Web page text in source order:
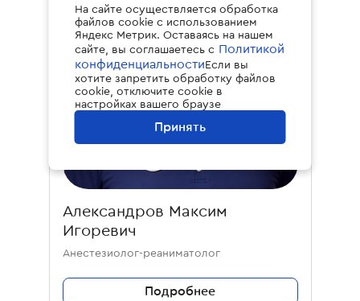
На сайте осуществляется обработка
файлов cookie с использованием
Яндекс Метрик. Оставаясь на нашем
сайте, вы соглашаетесь с Политикой
конфиденциальностиЕсли вы
хотите запретить обработку файлов
cookie, отключите cookie в
настройках вашего браузе
Принять
Александров Максим
Игоревич
Анестезиолог-реаниматолог
Подробнее